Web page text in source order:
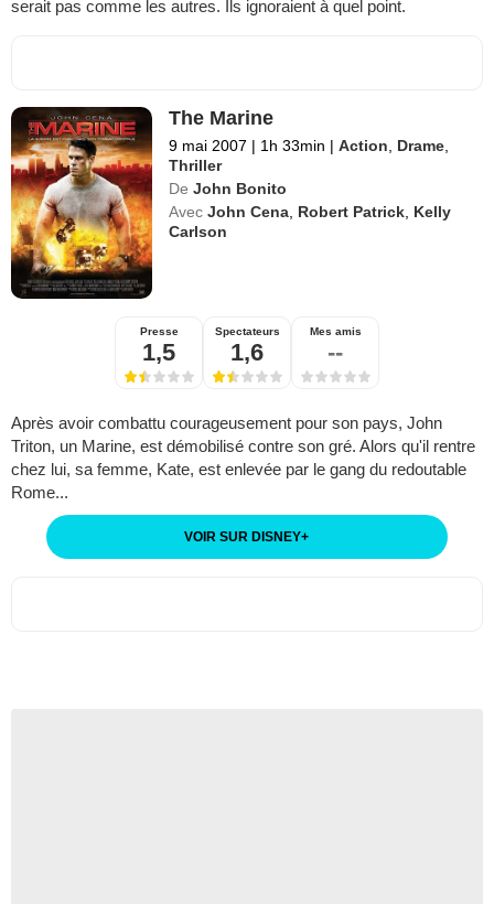
serait pas comme les autres. Ils ignoraient à quel point.
The Marine
9 mai 2007 | 1h 33min | Action Drame
Thriller
De John Bonito
Avec John Cena Robert Patrick Kelly
Carlson
Presse
1,5
Spectateurs
1,6
Mes amis
--
Après avoir combattu courageusement pour son pays, John
Triton, un Marine, est démobilisé contre son gré. Alors qu'il rentre
chez lui, sa femme, Kate, est enlevée par le gang du redoutable
Rome...
VOIR SUR DISNEY+